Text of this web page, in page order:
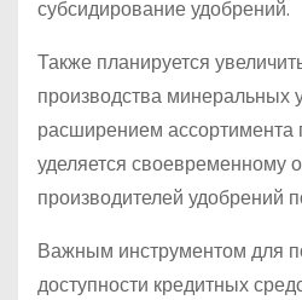
субсидирование удобрений.
Также планируется
производства минеральных
расширением
уделяется своевременному
производителей удобрений
Важным инструментом для
доступности кредитных